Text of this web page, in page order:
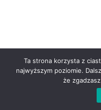
Ta strona korzysta z
najwyższym poziomie.
że